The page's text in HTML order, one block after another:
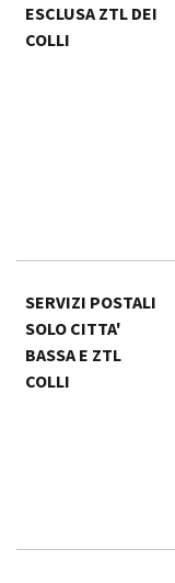
ESCLUSA ZTL DEI
COLLI
SERVIZI POSTALI
SOLO CITTA'
BASSA E ZTL
COLLI